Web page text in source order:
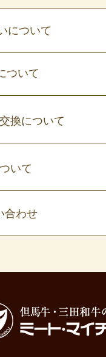
について
ついて
換について
いて
合わせ